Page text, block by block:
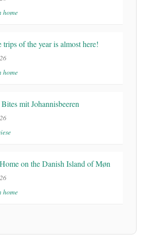
home
of the year is almost here!
home
mit Johannisbeeren
on the Danish Island of Møn
home